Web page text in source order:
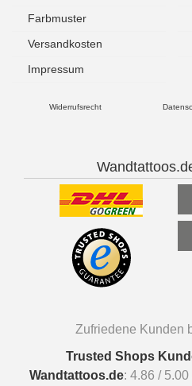
Farbmuster
Versandkosten
Impressum
Widerrufsrecht
Zufriedene Kunden
Trusted Shops
Wandtattoos.de: 4.86 / 5.00